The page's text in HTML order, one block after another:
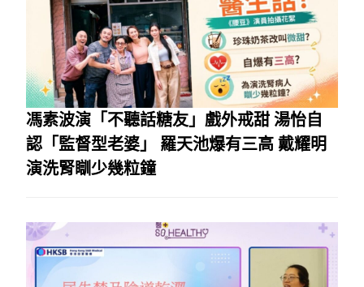
馮素波演「不聽話糖友」戲外戒甜 湯怡自
認「監督型老婆」 羅天池爆有三高 戴耀明
演洗腎瞓少幾粒鐘